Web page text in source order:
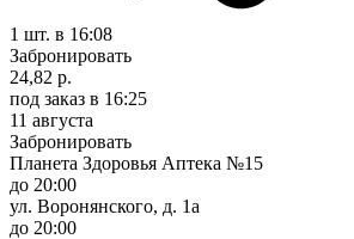
1 шт. в 16:08
Забронировать
24,82 р.
под заказ в 16:25
11 августа
Забронировать
Планета Здоровья Аптека №15
до 20:00
ул. Воронянского, д. 1а
до 20:00